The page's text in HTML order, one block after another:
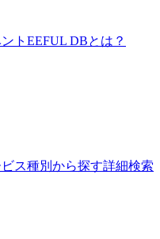
ト EEFUL DBとは？
ス種別から探す詳細検索